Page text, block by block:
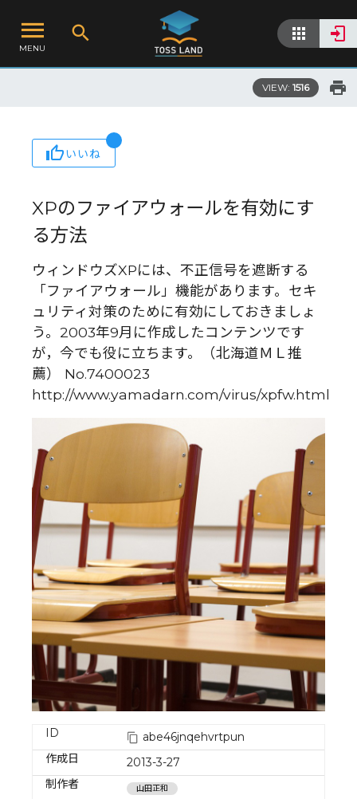
MENU
VIEW: 1516
いいね
XPのファイアウォールを有効にす
る方法
ウィンドウズXPには、不正信号を遮断する
「ファイアウォール」機能があります。セキ
ュリティ対策のために有効にしておきましょ
う。2003年9月に作成したコンテンツです
が，今でも役に立ちます。（北海道ＭＬ推
薦） No.7400023
http://www.yamadarn.com/virus/xpfw.html
ID
abe46jnqehvrtpun
作成日
2013-3-27
制作者
山田正和